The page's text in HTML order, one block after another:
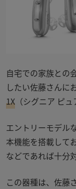
自宅での家族との
したい佐藤さんに
1X （シグニア ピ
エントリーモデル
本機能を搭載して
などであれば十分
この器種は、佐藤